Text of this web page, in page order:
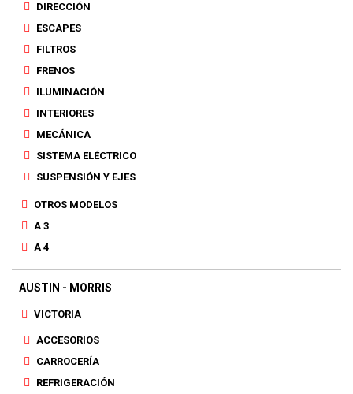
DIRECCIÓN
ESCAPES
FILTROS
FRENOS
ILUMINACIÓN
INTERIORES
MECÁNICA
SISTEMA ELÉCTRICO
SUSPENSIÓN Y EJES
OTROS MODELOS
A 3
A 4
AUSTIN - MORRIS
VICTORIA
ACCESORIOS
CARROCERÍA
REFRIGERACIÓN